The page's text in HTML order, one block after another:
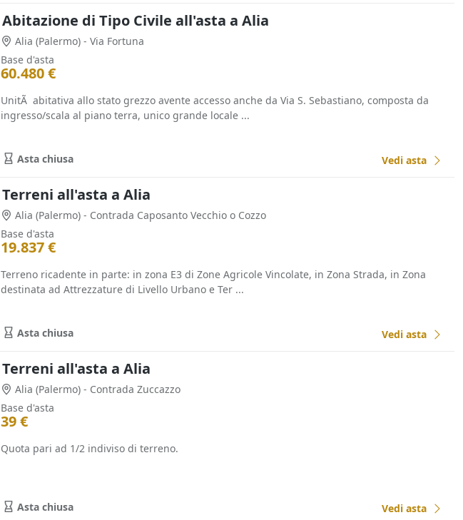
Abitazione di Tipo Civile all'asta a Alia
Alia (Palermo) - Via Fortuna
Base d'asta
60.480 €
UnitÃ abitativa allo stato grezzo avente accesso anche da Via S. Sebastiano, composta da
ingresso/scala al piano terra, unico grande locale ...
Asta chiusa Vedi asta
Terreni all'asta a Alia
Alia (Palermo) - Contrada Caposanto Vecchio o Cozzo
Base d'asta
19.837 €
Terreno ricadente in parte: in zona E3 di Zone Agricole Vincolate, in Zona Strada, in Zona
destinata ad Attrezzature di Livello Urbano e Ter ...
Asta chiusa Vedi asta
Terreni all'asta a Alia
Alia (Palermo) - Contrada Zuccazzo
Base d'asta
39 €
Quota pari ad 1/2 indiviso di terreno.
Asta chiusa Vedi asta